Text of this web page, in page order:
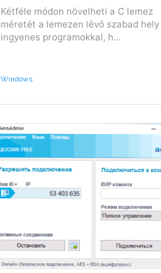
Kétféle módon növelheti a C lemez
méretét a lemezen lévő szabad
ingyenes programokkal, h...
Windows